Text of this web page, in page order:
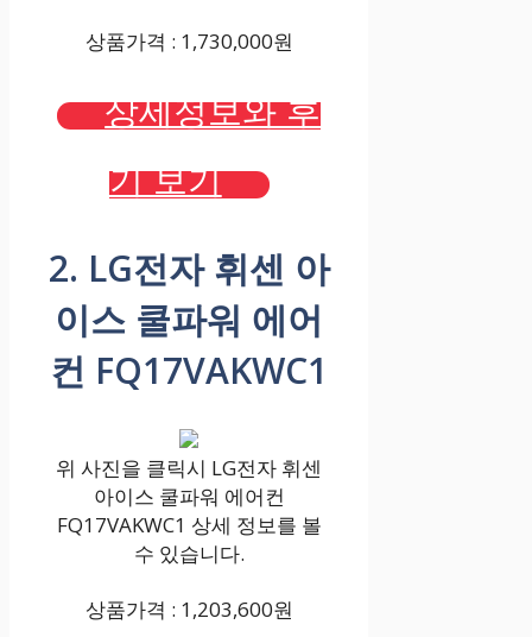
상품가격 : 1,730,000원
상세정보와 후
기 보기
2. LG전자 휘센 아
이스 쿨파워 에어
컨 FQ17VAKWC1
위 사진을 클릭시 LG전자 휘센
아이스 쿨파워 에어컨
FQ17VAKWC1 상세 정보를 볼
수 있습니다.
상품가격 : 1,203,600원